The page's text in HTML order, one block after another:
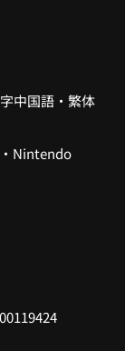
中国語・繁体
Nintendo